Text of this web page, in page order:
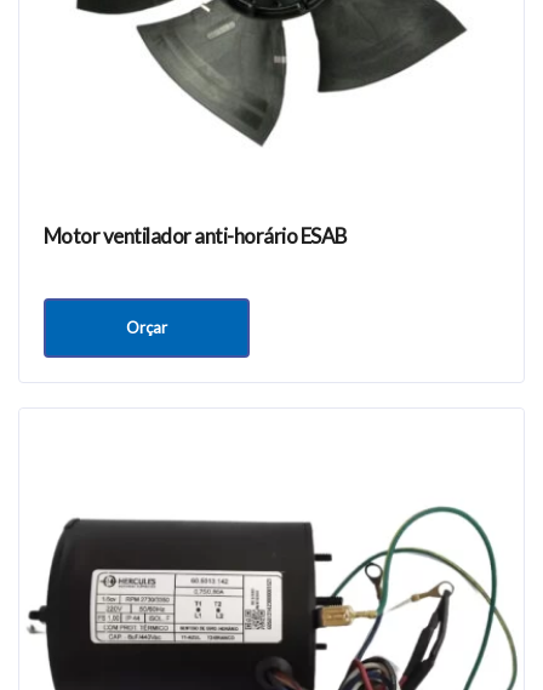
Motor ventilador anti-horário ESAB
Orçar